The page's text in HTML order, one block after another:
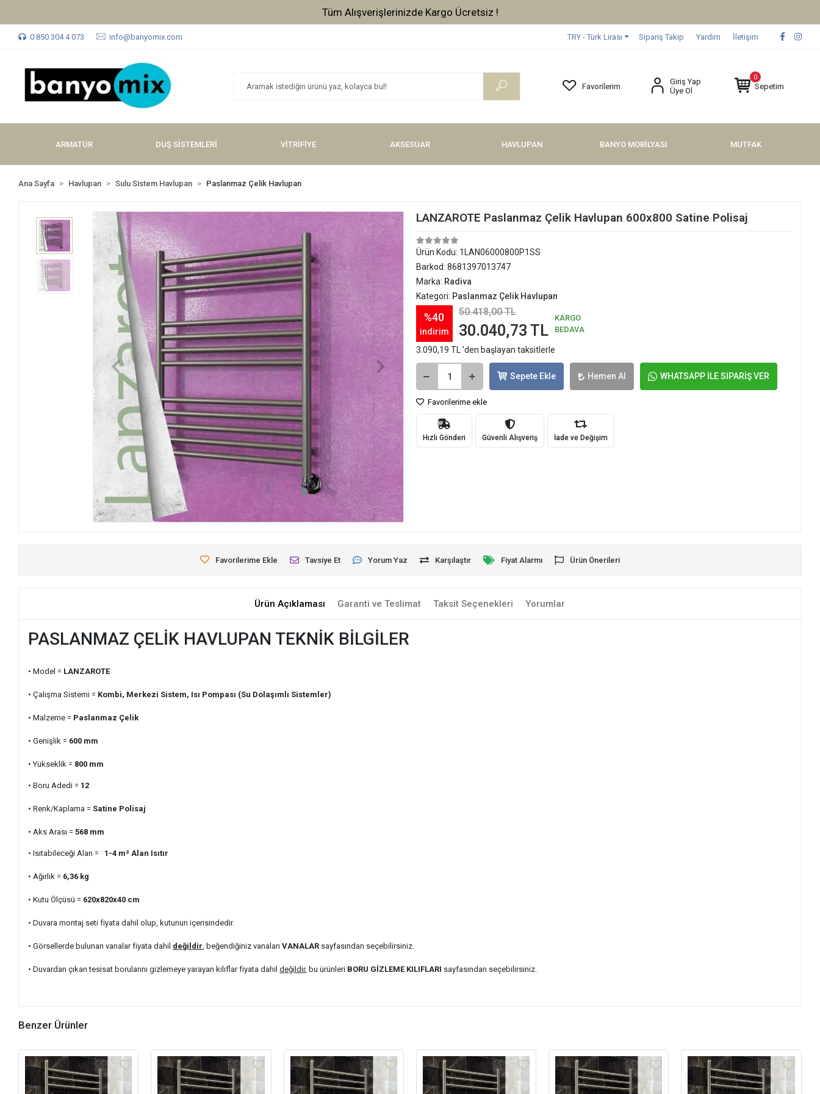
Tüm Alışverişlerinizde Kargo Ücretsiz !
0 850 304 4 073 info@banyomix.com TRY - Türk Lirası Sipariş Takip Yardım İletişim
Favorilerim
Giriş Yap
Üye Ol
0
Sepetim
ARMATÜR DUŞ SİSTEMLERİ VİTRİFİYE AKSESUAR HAVLUPAN BANYO MOBİLYASI MUTFAK
Ana Sayfa Havlupan Sulu Sistem Havlupan Paslanmaz Çelik Havlupan
LANZAROTE Paslanmaz Çelik Havlupan 600x800 Satine Polisaj
Ürün Kodu: 1LAN06000800P1SS
Barkod: 8681397013747
Marka: Radiva
Kategori: Paslanmaz Çelik Havlupan
%40
indirim
50.418,00 TL
30.040,73 TL
KARGO
BEDAVA
3.090,19 TL 'den başlayan taksitlerle
Sepete Ekle Hemen Al WHATSAPP İLE SİPARİŞ VER
Favorilerime ekle
Hızlı Gönderi Güvenli Alışveriş İade ve Değişim
Favorilerime Ekle Tavsiye Et Yorum Yaz Karşılaştır Fiyat Alarmı Ürün Önerileri
Ürün Açıklaması Garanti ve Teslimat Taksit Seçenekleri Yorumlar
PASLANMAZ ÇELİK HAVLUPAN TEKNİK BİLGİLER
• Model = LANZAROTE
• Çalışma Sistemi = Kombi, Merkezi Sistem, Isı Pompası (Su Dolaşımlı Sistemler)
• Malzeme = Paslanmaz Çelik
• Genişlik = 600 mm
• Yükseklik = 800 mm
• Boru Adedi = 12
• Renk/Kaplama = Satine Polisaj
• Aks Arası =568 mm
• Isıtabileceği Alan = 1-4 m² Alan Isıtır
• Ağırlık = 6,36 kg
• Kutu Ölçüsü = 620x820x40 cm
• Duvara montaj seti fiyata dahil olup, kutunun içerisindedir.
• Görsellerde bulunan vanalar fiyata dahil değildir , beğendiğiniz vanalarıVANALAR sayfasından seçebilirsiniz.
• Duvardan çıkan tesisat borularını gizlemeye yarayan kılıflar fiyata dahildeğildir, bu ürünleri BORU GİZLEME KILIFLARI sayfasından seçebilirsiniz.
Benzer Ürünler